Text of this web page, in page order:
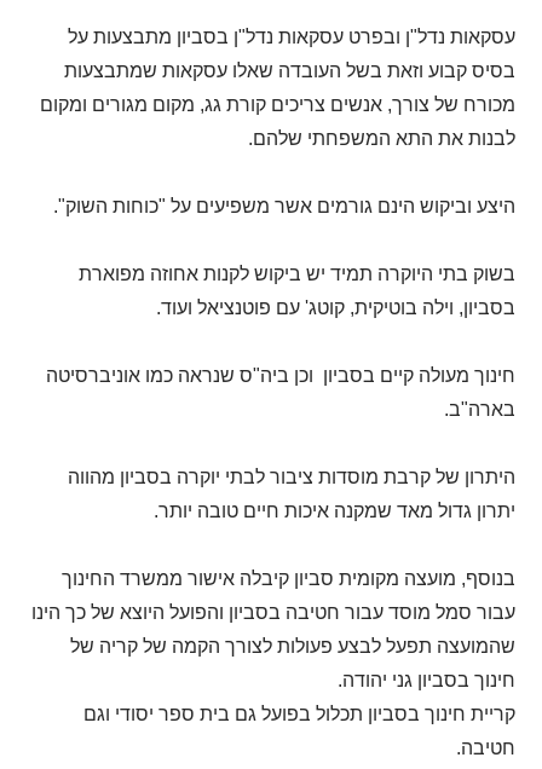
עסקאות נדל"ן ובפרט עסקאות נדל"ן בסביון מתבצעות על
בסיס קבוע וזאת בשל העובדה שאלו עסקאות שמתבצעות
מכורח של צורך, אנשים צריכים קורת גג, מקום מגורים ומקום
לבנות את התא המשפחתי שלהם.
היצע וביקוש הינם גורמים אשר משפיעים על "כוחות השוק".
בשוק בתי היוקרה תמיד יש ביקוש לקנות אחוזה מפוארת
בסביון, וילה בוטיקית, קוטג' עם פוטנציאל ועוד.
חינוך מעולה קיים בסביון וכן ביה"ס שנראה כמו אוניברסיטה
בארה"ב.
היתרון של קרבת מוסדות ציבור לבתי יוקרה בסביון מהווה
יתרון גדול מאד שמקנה איכות חיים טובה יותר.
בנוסף, מועצה מקומית סביון קיבלה אישור ממשרד החינוך
עבור סמל מוסד עבור חטיבה בסביון והפועל היוצא של כך הינו
שהמועצה תפעל לבצע פעולות לצורך הקמה של קריה של
חינוך בסביון גני יהודה.
קריית חינוך בסביון תכלול בפועל גם בית ספר יסודי וגם
חטיבה.